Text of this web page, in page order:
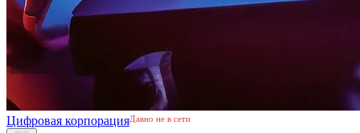
Цифровая корпорацияДавно не в сети